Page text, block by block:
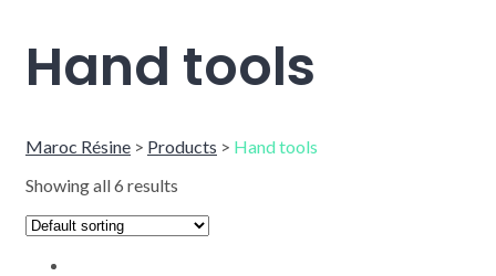
Hand tools
Maroc Résine > Products > Hand tools
Showing all 6 results